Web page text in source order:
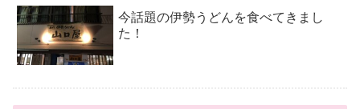
今話題の伊勢うどんを食べてきまし
た！